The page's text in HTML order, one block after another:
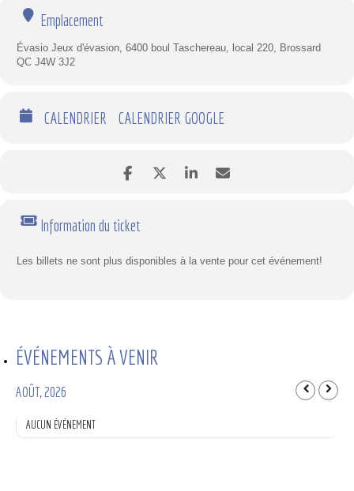
Emplacement
Évasio Jeux d'évasion, 6400 boul Taschereau, local 220, Brossard
QC J4W 3J2
CALENDRIER CALENDRIER GOOGLE
Information du ticket
Les billets ne sont plus disponibles à la vente pour cet événement!
ÉVÉNEMENTS À VENIR
AOÛT, 2026
AUCUN ÉVÉNEMENT